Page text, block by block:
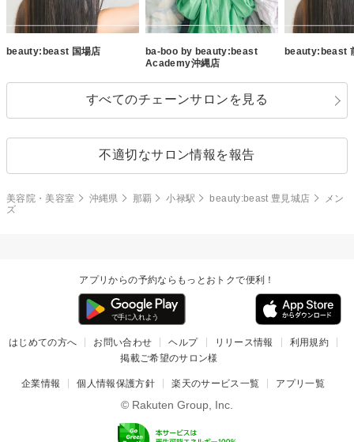
beauty:beast 国場店
ba-boo by beauty:beast
Academy沖縄店
beauty:beast
すべてのチェーンサロンを見る
不適切なサロン情報を報告
美容院・美容室 沖縄県 那覇 小禄駅 beauty:beast 豊見城店
メン
ズ
アプリからの予約ならもっとおトクで便利！
はじめての方へ お問い合わせ ヘルプ リリース情報
利用規約
掲載ご希望のサロン様
企業情報 個人情報保護方針 楽天のサービス一覧 アプリ一覧
© Rakuten Group, Inc.